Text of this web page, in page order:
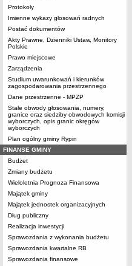
Protokoły
Imienne wykazy głosowań radnych
Postać dokumentów
Akty Prawne, Dzienniki Ustaw, Monitory
Polskie
Prawo miejscowe
Zarządzenia
Studium uwarunkowań i kierunków
zagospodarowania przestrzennego
Dane przestrzenne - MPZP
Stałe obwody głosowania, numery,
granice oraz siedziby obwodowych komisji
wyborczych, opis granic okręgów
wyborczych
Plan ogólny gminy Rypin
FINANSE GMINY
Budżet
Zmiany budżetu
Wieloletnia Prognoza Finansowa
Majątek gminy
Majątek jednostek organizacyjnych
Dług publiczny
Realizacja inwestycji
Sprawozdania z wykonania budżetu
Sprawozdania kwartalne RB
Sprawozdania finansowe